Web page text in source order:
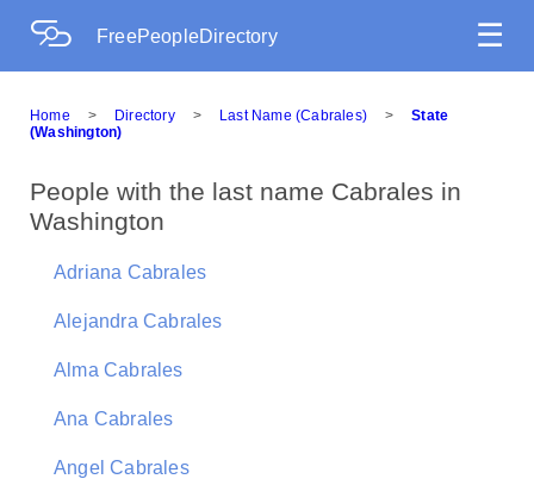
FreePeopleDirectory ☰
Home > Directory > Last Name (Cabrales) >
State
(Washington)
People with the last name Cabrales in
Washington
Adriana Cabrales
Alejandra Cabrales
Alma Cabrales
Ana Cabrales
Angel Cabrales